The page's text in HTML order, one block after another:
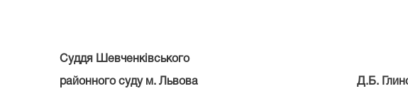
Суддя Шевченківського
районного суду м. Львова Д.Б.